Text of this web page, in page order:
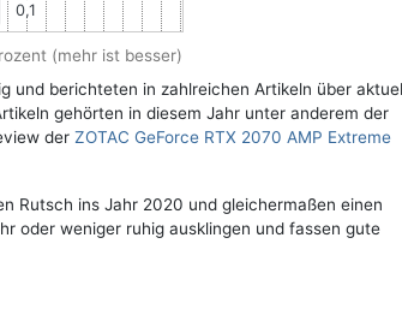
0,1
(mehr ist besser)
und berichteten in zahlreichen Artikeln über
gehörten in diesem Jahr unter anderem der
der ZOTAC GeForce RTX 2070 AMP Extreme
Rutsch ins Jahr 2020 und gleichermaßen einen
oder weniger ruhig ausklingen und fassen gute